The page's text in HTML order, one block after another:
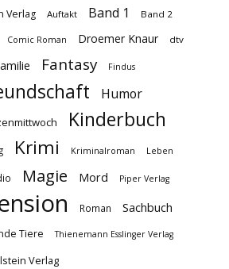
Verlag Auftakt Band 1 Band 2
Comic Roman Droemer Knaur dtv
Fantasy Findus
Humor
Kinderbuch
Krimi Kriminalroman Leben
Magie Mord Piper Verlag
Roman Sachbuch
Tiere Thienemann Esslinger Verlag
Verlag